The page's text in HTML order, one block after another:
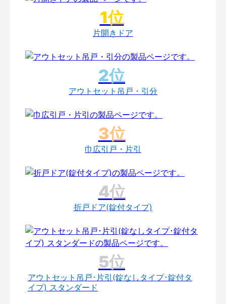
片開きドア
アウトセット吊戸・引分
巾広引戸・片引
折戸ドア(錠付タイプ)
アウトセット吊戸･片引(錠なしタイプ･錠付タ
イプ) スタンダード